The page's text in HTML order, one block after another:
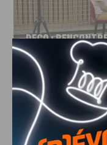
DFCO :
L’ARTISAN DE LA
7
Le